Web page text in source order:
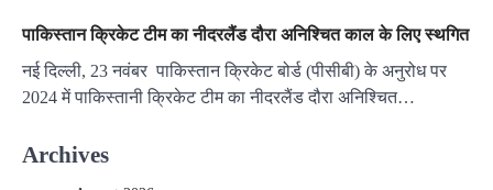
पाकिस्तान क्रिकेट टीम का नीदरलैंड दौरा अनिश्चित काल के लिए स्थगित
नई दिल्ली, 23 नवंबर पाकिस्तान क्रिकेट बोर्ड (पीसीबी) के अनुरोध पर
2024 में पाकिस्तानी क्रिकेट टीम का नीदरलैंड दौरा अनिश्चित…
Archives